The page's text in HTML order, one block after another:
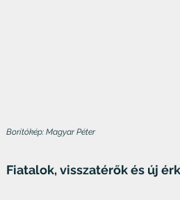
Borítókép: Magyar Péter
Fiatalok, visszatérők és új